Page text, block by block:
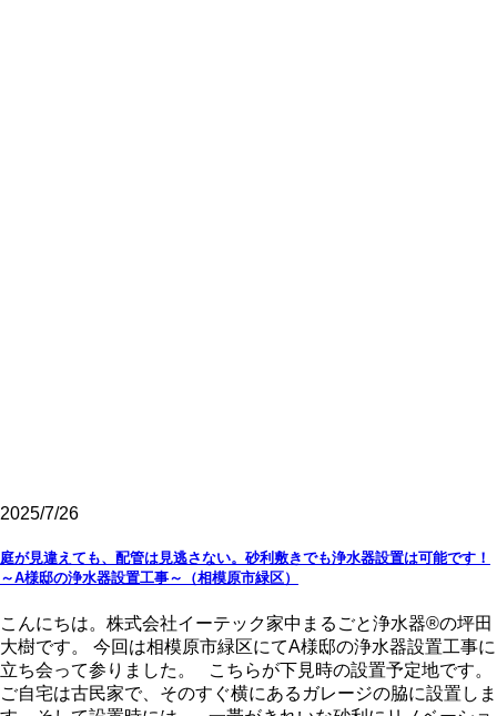
2025/7/26
庭が見違えても、配管は見逃さない。砂利敷きでも浄水器設置は可能です！
～A様邸の浄水器設置工事～（相模原市緑区）
こんにちは。株式会社イーテック家中まるごと浄水器®の坪田
大樹です。 今回は相模原市緑区にてA様邸の浄水器設置工事に
立ち会って参りました。 こちらが下見時の設置予定地です。
ご自宅は古民家で、そのすぐ横にあるガレージの脇に設置しま